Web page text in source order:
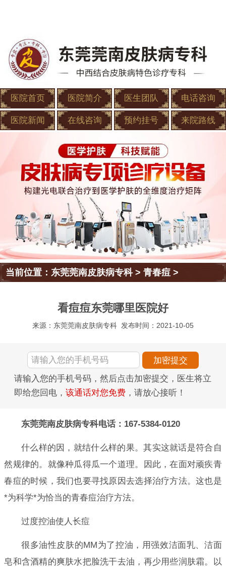
医院首页 医院简介 医生团队 电话咨询
医院新闻 在线咨询 预约挂号 来院路线
当前位置：东莞莞南皮肤病专科>青春痘 >
看痘痘东莞哪里医院好
来源：东莞莞南皮肤病专科 发布时间：2021-10-05
请输入您的手机号码，然后点击加密提交，医生将立
即给您回电， 该通话对您免费 ，请放心接听！
东莞莞南皮肤病专科电话：167-5384-0120
什么样的因，就结什么样的果。其实这就话是符合自
然规律的。就像种瓜得瓜一个道理。因此，在面对顽疾青
春痘的时候，我们也要寻找原因去选择治疗方法。这也是
*为科学*为恰当的青春痘治疗方法。
过度控油使人长痘
很多油性皮肤的MM为了控油，用强效洁面乳、洁面
皂和含酒精的爽肤水把脸洗干去油，再少用些润肤霜。以